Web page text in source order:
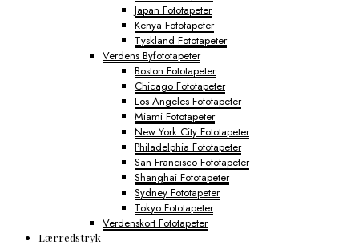
Japan Fototapeter
Kenya Fototapeter
Tyskland Fototapeter
Verdens Byfototapeter
Boston Fototapeter
Chicago Fototapeter
Los Angeles Fototapeter
Miami Fototapeter
New York City Fototapeter
Philadelphia Fototapeter
San Francisco Fototapeter
Shanghai Fototapeter
Sydney Fototapeter
Tokyo Fototapeter
Verdenskort Fototapeter
Lærredstryk